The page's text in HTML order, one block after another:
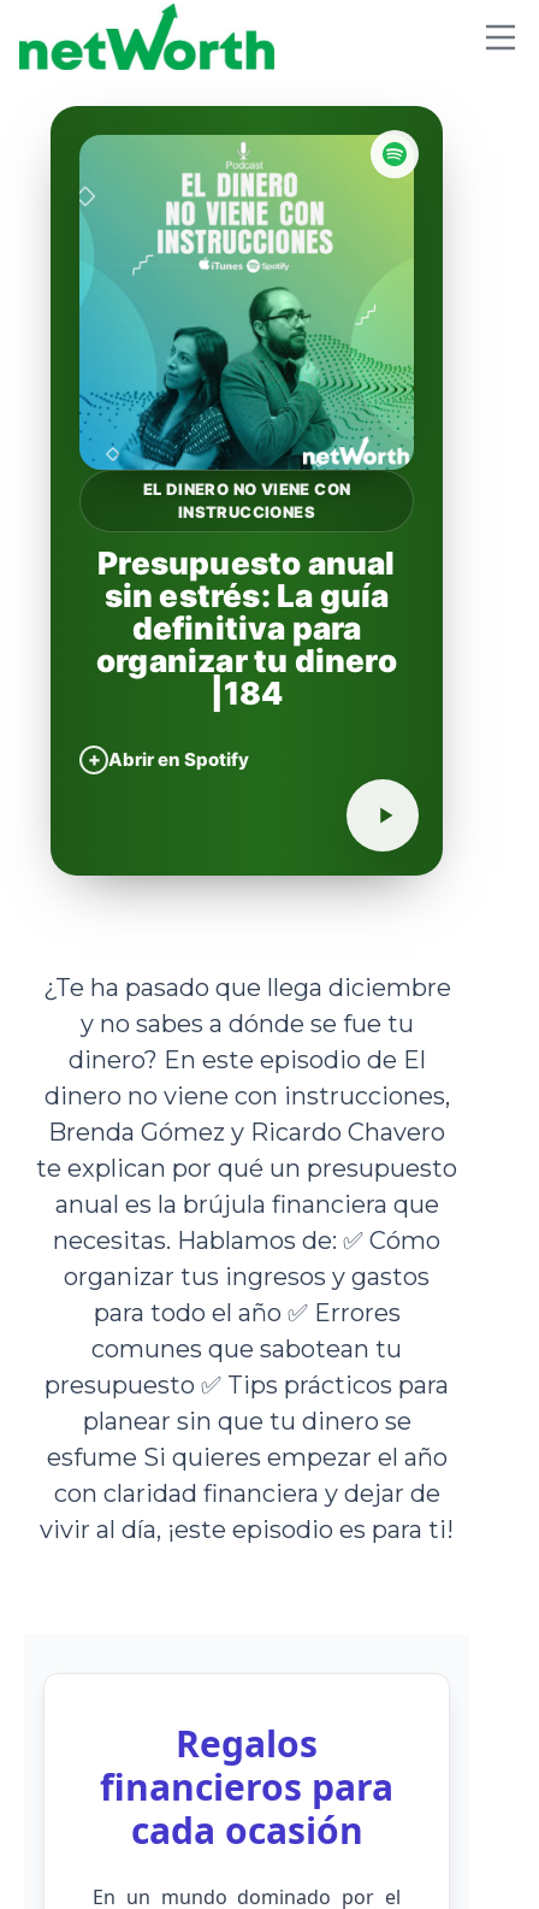
EL DINERO NO VIENE CON
INSTRUCCIONES
Presupuesto anual
sin estrés: La guía
definitiva para
organizar tu dinero
|184
+ Abrir en Spotify
¿Te ha pasado que llega diciembre
y no sabes a dónde se fue tu
dinero? En este episodio de El
dinero no viene con instrucciones,
Brenda Gómez y Ricardo Chavero
te explican por qué un presupuesto
anual es la brújula financiera que
necesitas. Hablamos de: ✅ Cómo
organizar tus ingresos y gastos
para todo el año ✅ Errores
comunes que sabotean tu
presupuesto ✅ Tips prácticos para
planear sin que tu dinero se
esfume Si quieres empezar el año
con claridad financiera y dejar de
vivir al día, ¡este episodio es para ti!
Regalos
financieros para
cada ocasión
En un mundo dominado por el